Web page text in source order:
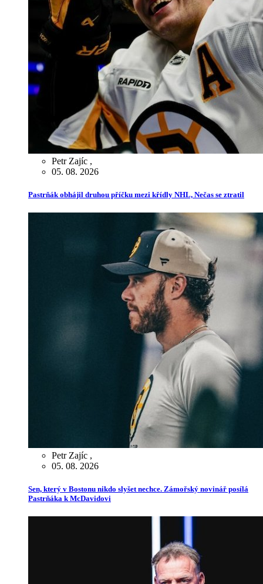
Petr Zajíc ,
05. 08. 2026
Pastrňák obhájil druhou příčku mezi křídly NHL, Nečas se ztratil
Petr Zajíc ,
05. 08. 2026
Sen, který v Bostonu nikdo slyšet nechce. Zámořský novinář posílá
Pastrňáka k McDavidovi